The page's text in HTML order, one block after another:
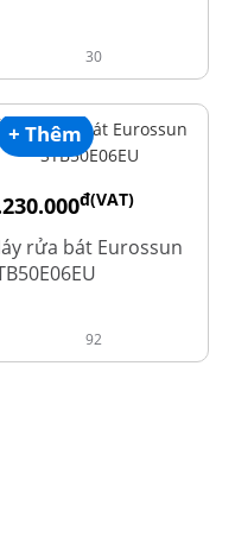
30
+ Thêm
đ(VAT)
rửa bát Eurossun
92